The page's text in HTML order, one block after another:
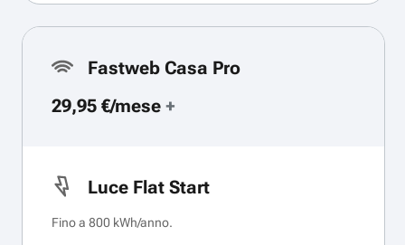
Fastweb Casa Pro
29,95 €/mese +
Luce Flat Start
Fino a 800 kWh/anno.